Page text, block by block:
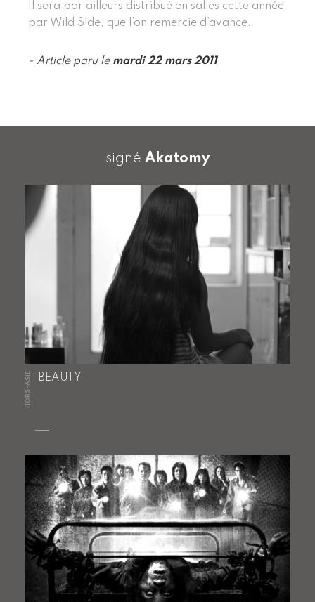
Il sera par ailleurs distribué en salles cette année
par Wild Side, que l’on remercie d’avance.
- Article paru le mardi 22 mars 2011
signé Akatomy
HORS-ASIE BEAUTY